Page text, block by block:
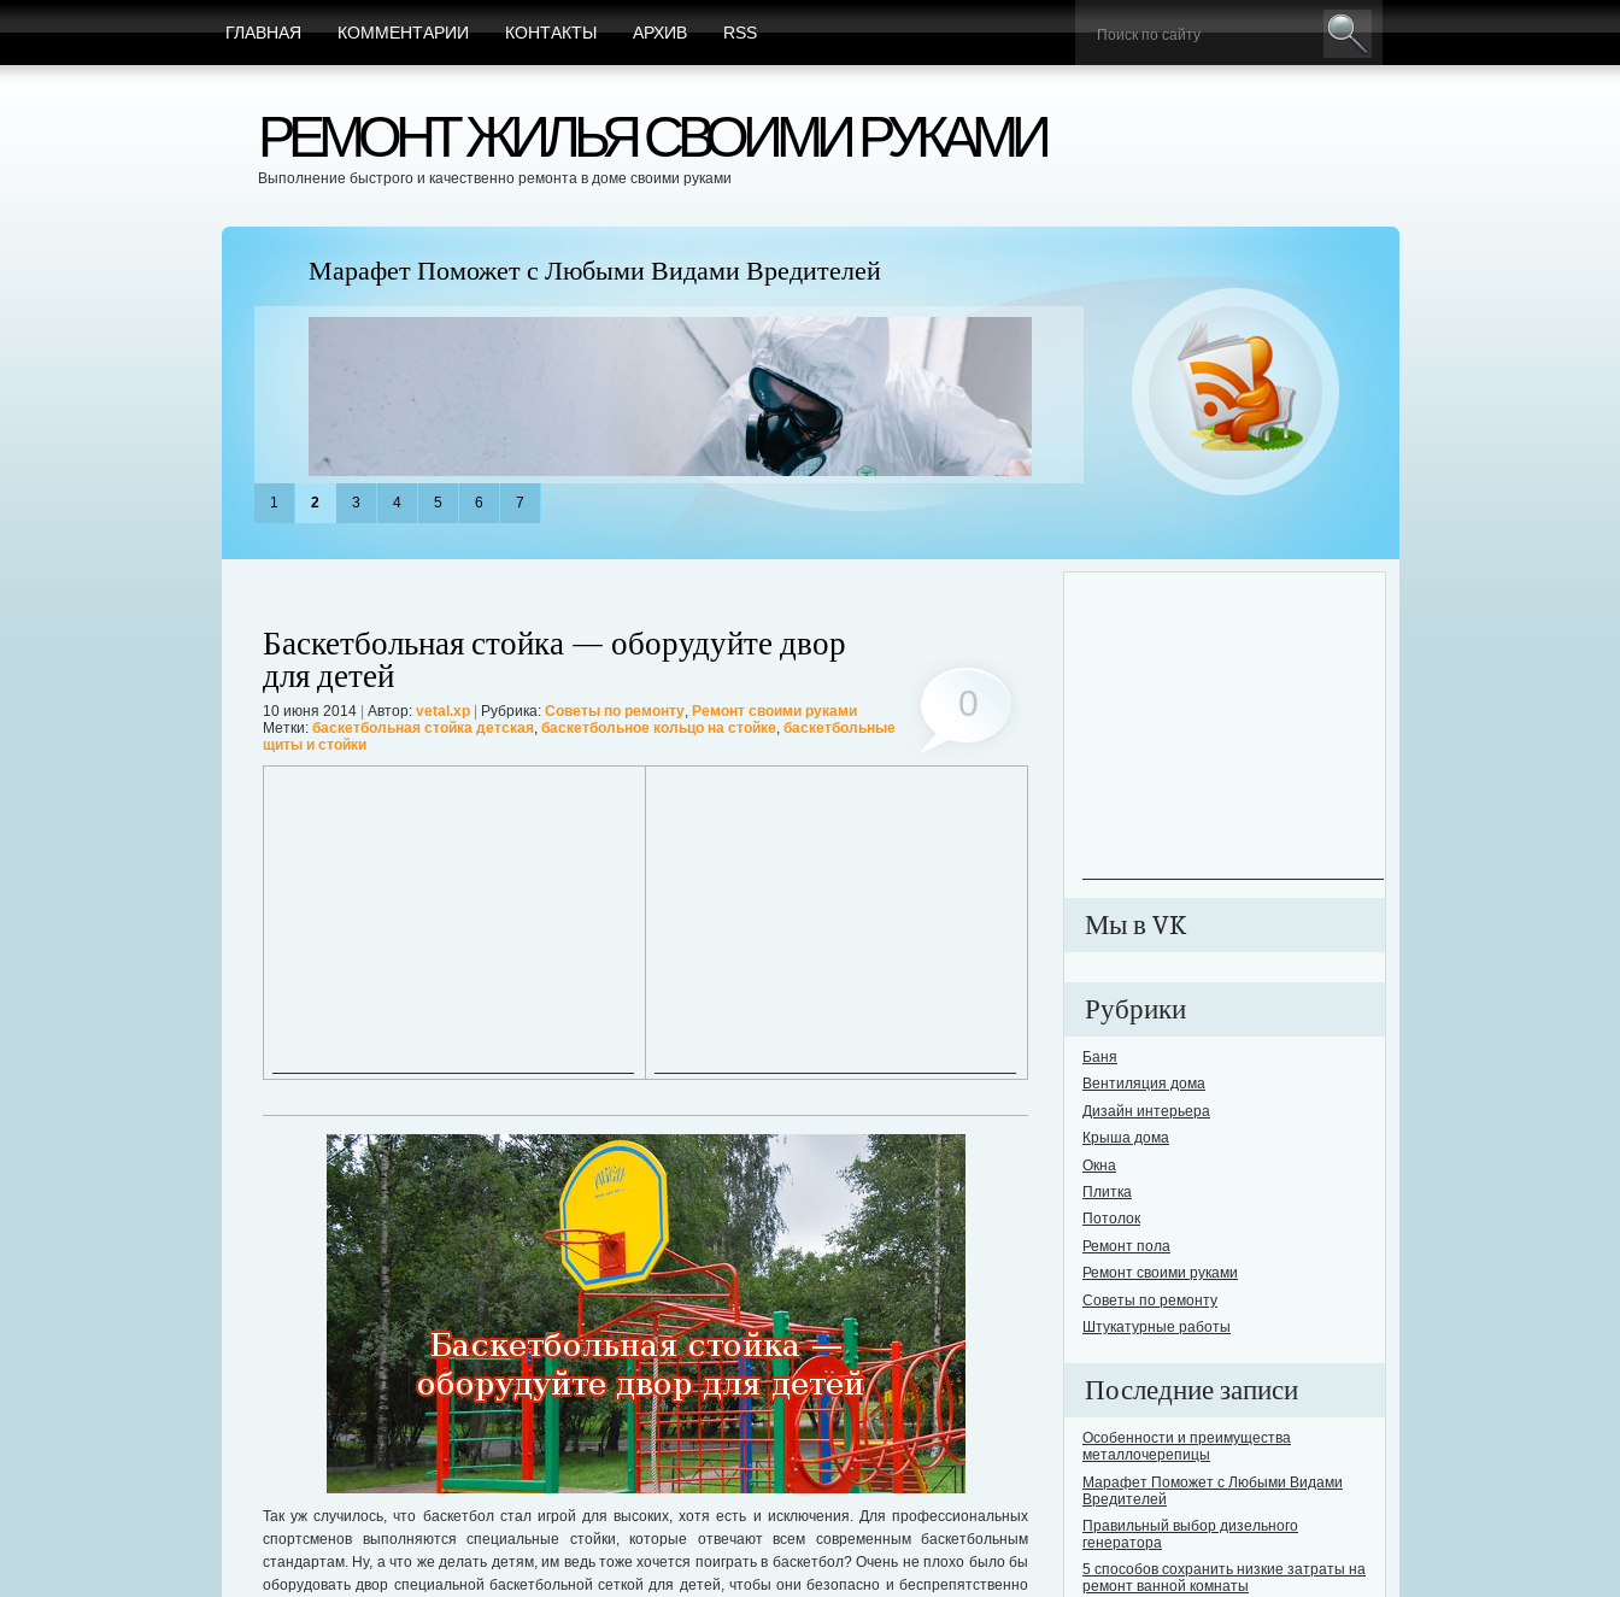
ГЛАВНАЯ КОММЕНТАРИИ КОНТАКТЫ АРХИВ RSS
РЕМОНТ ЖИЛЬЯ СВОИМИ РУКАМИ
Выполнение быстрого и качественно ремонта в доме своими руками
Марафет Поможет с Любыми Видами Вредителей
Когда в вашем доме появляются клопы, тараканы, грызуны или другие вредители, это изрядно портит
1 2 3 4 5 6 7
Баскетбольная стойка — оборудуйте двор
для детей
10 июня 2014 Автор: vetal.xp Рубрика: Советы по ремонту, Ремонт своими руками
Метки: баскетбольная стойка детская, баскетбольное кольцо на стойке, баскетбольные
щиты и стойки
0
Так уж случилось, что баскетбол стал игрой для высоких, хотя есть и исключения. Для профессиональных
спортсменов выполняются специальные стойки, которые отвечают всем современным баскетбольным
стандартам. Ну, а что же делать детям, им ведь тоже хочется поиграть в баскетбол? Очень не плохо было бы
оборудовать двор специальной баскетбольной сеткой для детей, чтобы они безопасно и беспрепятственно
Мы в VK
Рубрики
Баня
Вентиляция дома
Дизайн интерьера
Крыша дома
Окна
Плитка
Потолок
Ремонт пола
Ремонт своими руками
Советы по ремонту
Штукатурные работы
Последние записи
Особенности и преимущества
металлочерепицы
Марафет Поможет с Любыми Видами
Вредителей
Правильный выбор дизельного
генератора
5 способов сохранить низкие затраты на
ремонт ванной комнаты